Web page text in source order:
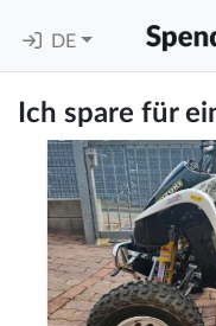
DE
Ich spare für